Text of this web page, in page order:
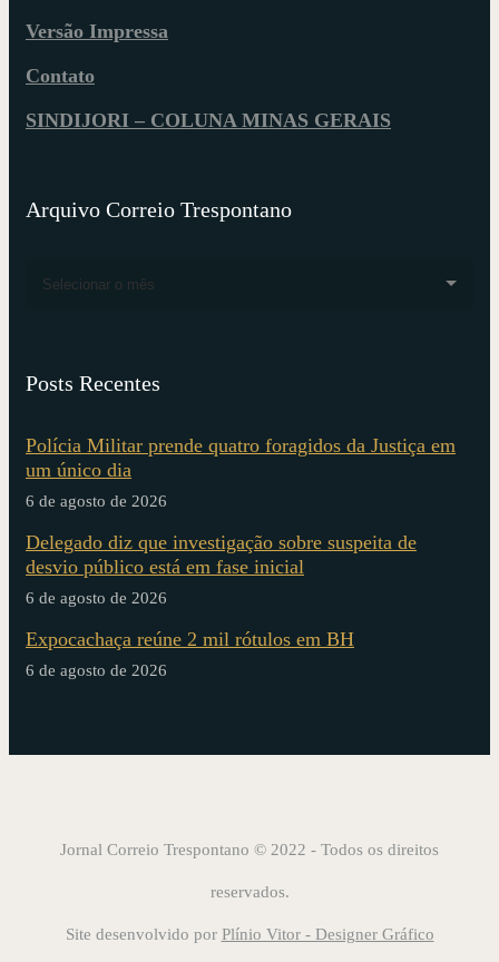
Versão Impressa
Contato
SINDIJORI – COLUNA MINAS GERAIS
Arquivo Correio Trespontano
Selecionar o mês
Posts Recentes
Polícia Militar prende quatro foragidos da Justiça em
um único dia
6 de agosto de 2026
Delegado diz que investigação sobre suspeita de
desvio público está em fase inicial
6 de agosto de 2026
Expocachaça reúne 2 mil rótulos em BH
6 de agosto de 2026
Jornal Correio Trespontano © 2022 - Todos os direitos
reservados.
Site desenvolvido por Plínio Vitor - Designer Gráfico